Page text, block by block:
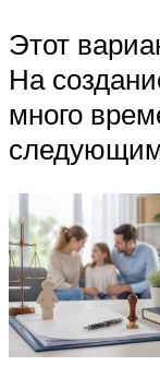
Этот
На
много